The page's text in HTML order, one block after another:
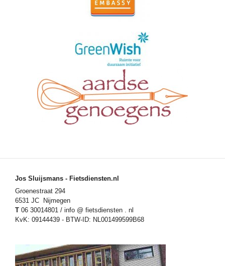
Jos Sluijsmans - Fietsdiensten.nl
Groenestraat 294
6531 JC Nijmegen
T 06 30014801 / info @ fietsdiensten . nl
KvK: 09144439 - BTW-ID: NL001499599B68